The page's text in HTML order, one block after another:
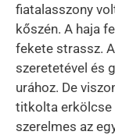
fiatalasszony
kőszén. A haja
fekete strassz.
szeretetével és
urához. De
titkolta erkölcse
szerelmes az